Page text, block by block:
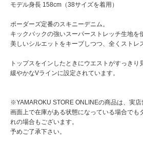
モデル身長 158cm（38サイズを着用）
ボーダーズ定番のスキニーデニム。
キックバックの強いスーパーストレッチ生地を
美しいシルエットをキープしつつ、全くストレ
トップスをインしたときにウエストがすっきり
緩やかなVラインに設定されています。
※YAMAROKU STORE ONLINEの商品は、実店
画面上で在庫がある状態になっている場合でも
れの場合もございます。
予めご了承下さい。